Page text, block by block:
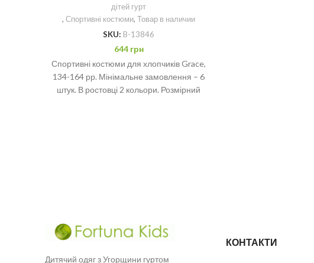
дітей гурт
, Спортивні костюми, Товар в наличии
SKU: B-13846
644 грн
Спортивні костюми для хлопчиків Grace,
134-164 рр. Мінімальне замовлення – 6
штук. В ростовці 2 кольори. Розмірний
Дитячий одяг з Угорщини гуртом
КОНТАКТИ